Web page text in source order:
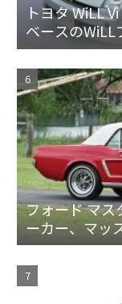
トヨタ WiLL
ベースのWiLL
フォード マス
ーカー、マッ
ット